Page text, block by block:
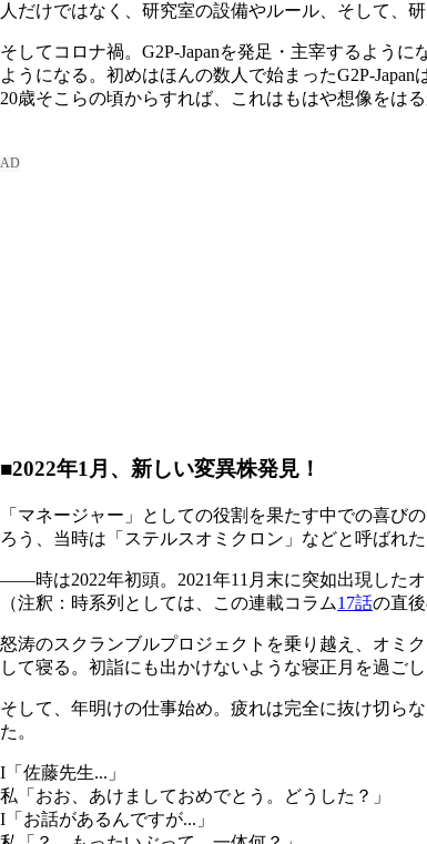
人だけではなく、研究室の設備やルール、そして、
そしてコロナ禍。G2P-Japanを発足・主宰するよう
ようになる。初めはほんの数人で始まったG2P-
20歳そこらの頃からすれば、これはもはや想像をは
■2022年1月、新しい変異株発見！
「マネージャー」としての役割を果たす中での喜び
ろう、当時は「ステルスオミクロン」などと呼ばれ
――時は2022年初頭。2021年11月末に突如出現した
（注釈：時系列としては、この連載コラム17話の直
怒涛のスクランブルプロジェクトを乗り越え、オミ
して寝る。初詣にも出かけないような寝正月を過ご
そして、年明けの仕事始め。疲れは完全に抜け切ら
た。
I「佐藤先生...」
私「おお、あけましておめでとう。どうした？」
I「お話があるんですが...」